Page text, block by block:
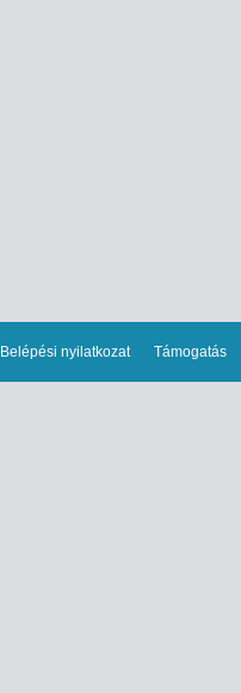
Belépési nyilatkozat Támogatás